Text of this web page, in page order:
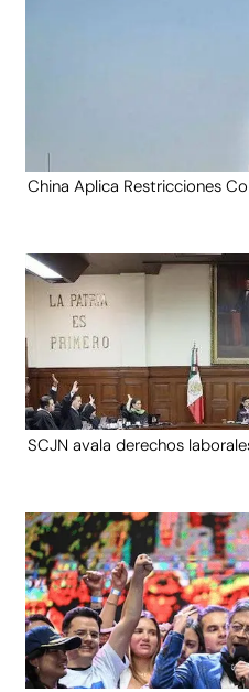
China Aplica Restricciones
SCJN avala derechos